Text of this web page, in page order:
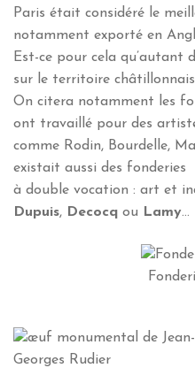
Paris était considéré le
notamment exporté en
Est-ce pour cela qu’autant
sur le territoire
On citera notamment les
ont travaillé pour des
comme Rodin, Bourdelle,
existait aussi des fonderies
à double vocation : art et
Dupuis, Decocq ou Lamy…